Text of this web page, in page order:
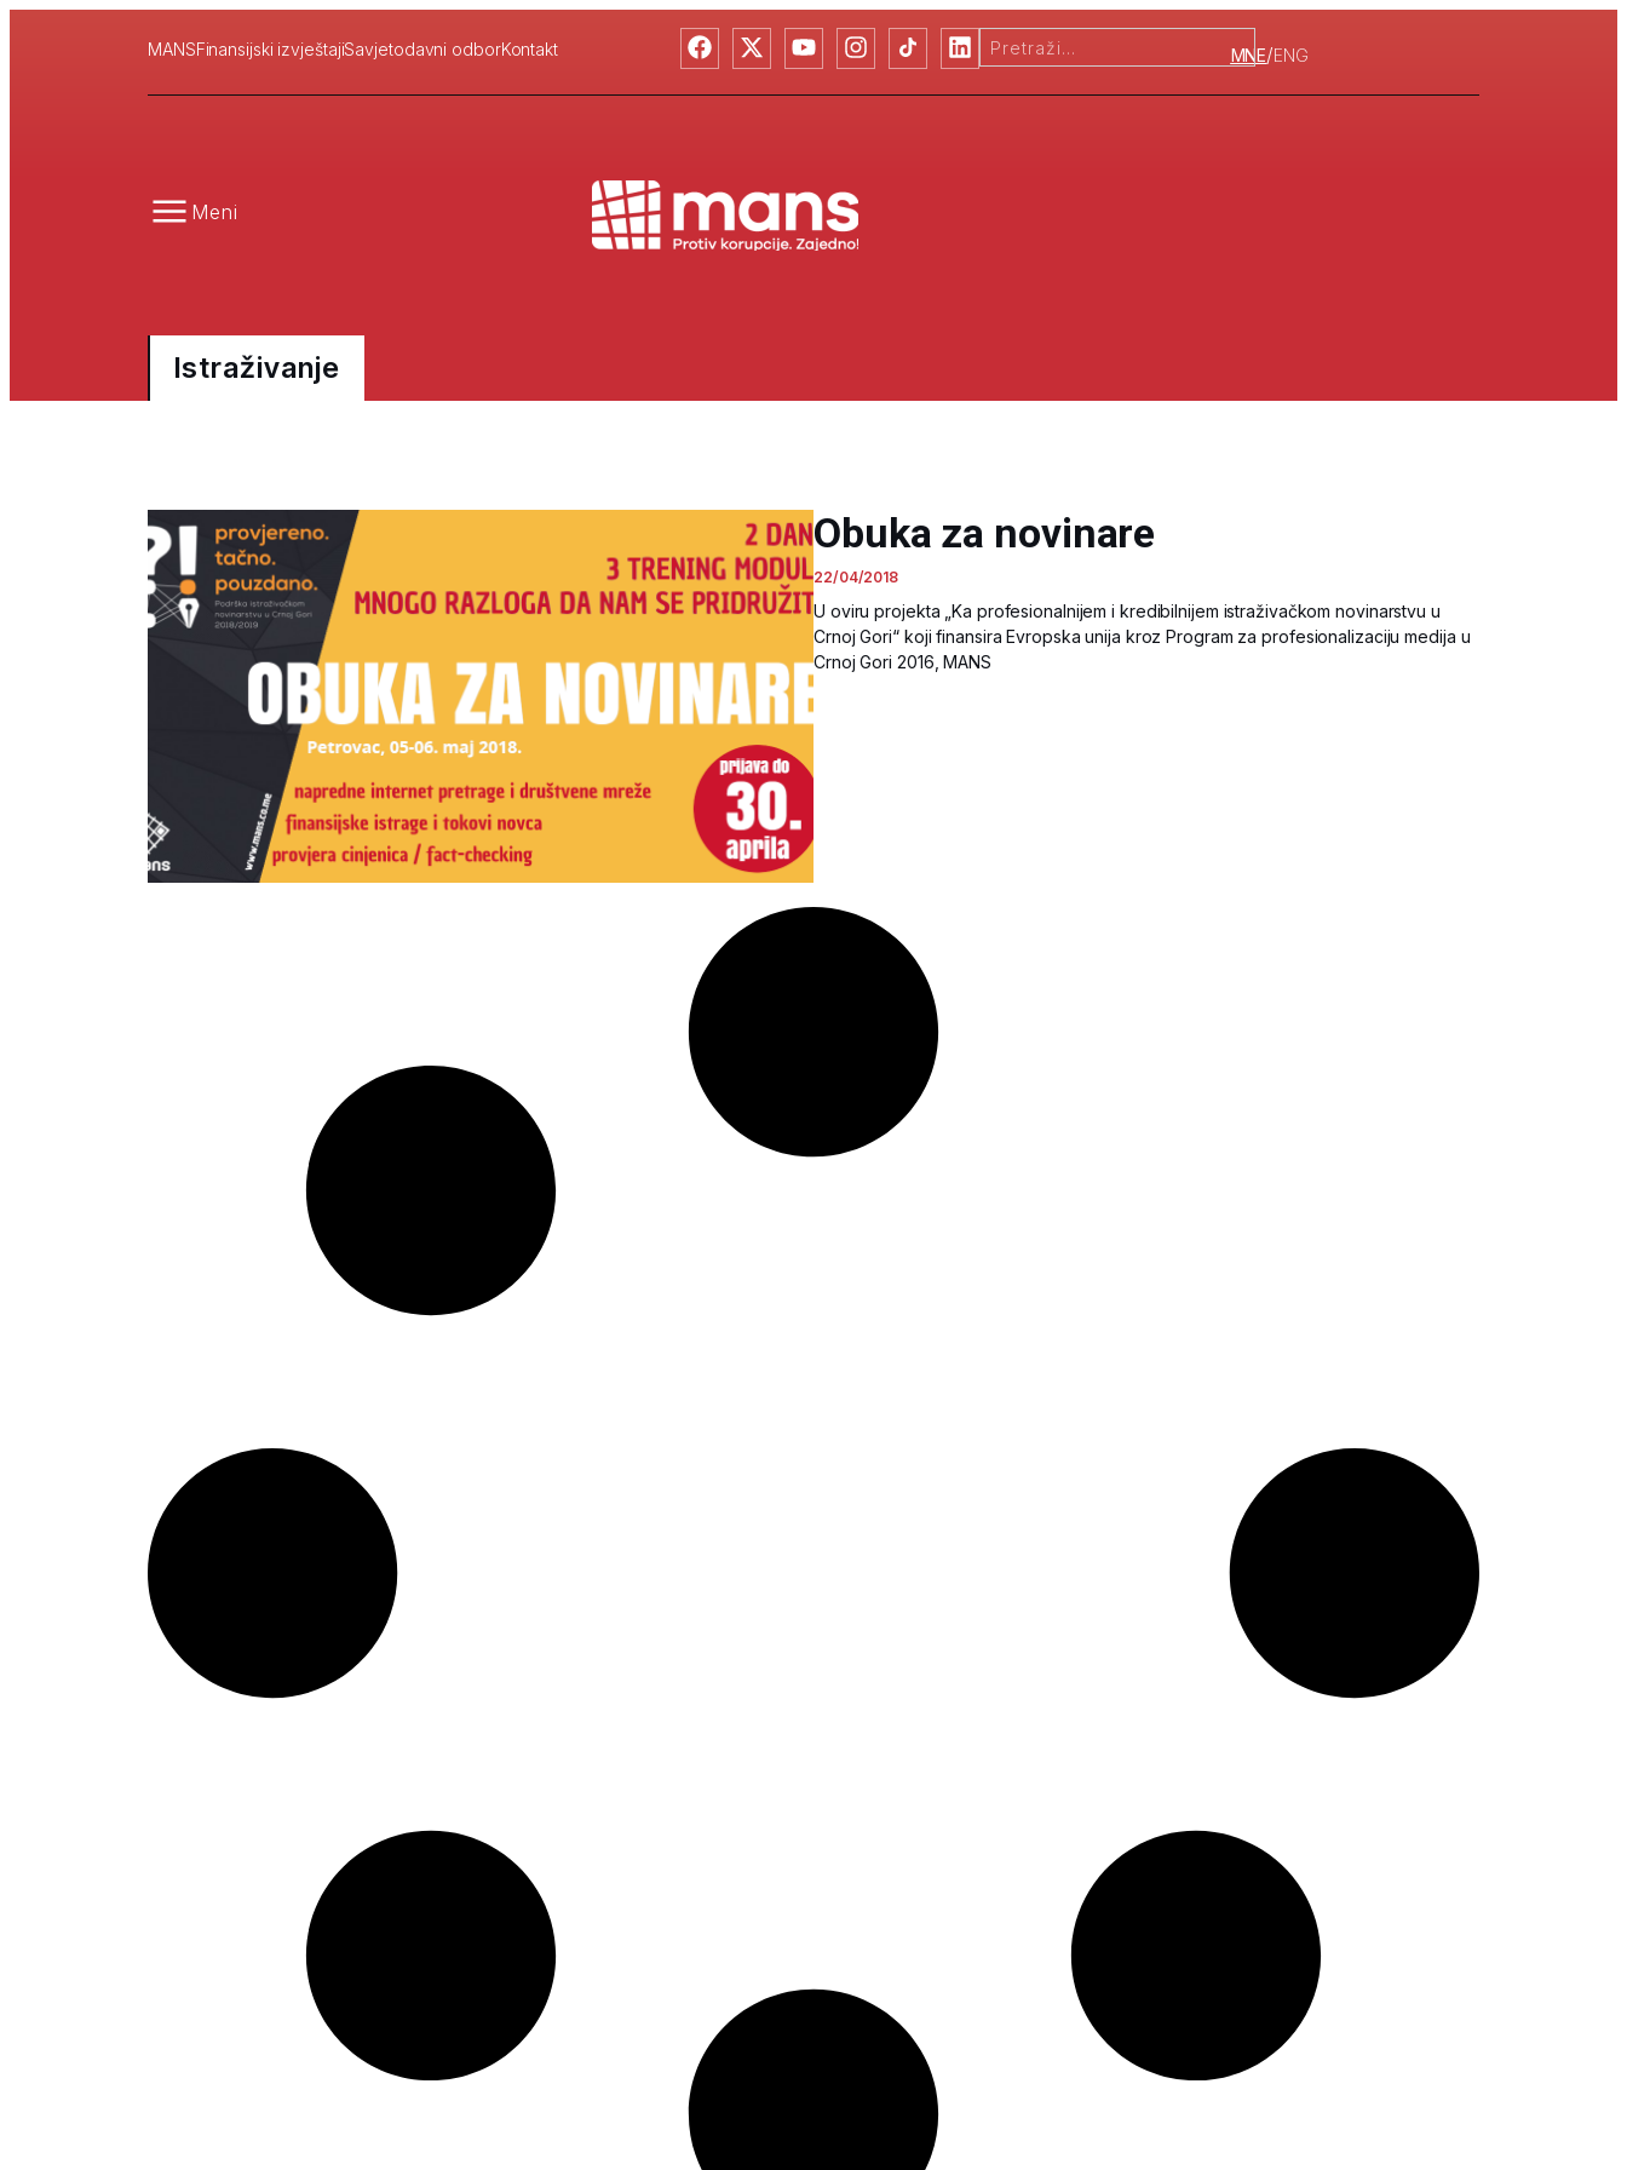
MANSFinansijski izvještajiSavjetodavni odborKontakt MNE/ENG
Meni
Istraživanje
Obuka za novinare
22/04/2018
U oviru projekta „Ka profesionalnijem i kredibilnijem istraživačkom novinarstvu u
Crnoj Gori“ koji finansira Evropska unija kroz Program za profesionalizaciju medija u
Crnoj Gori 2016, MANS